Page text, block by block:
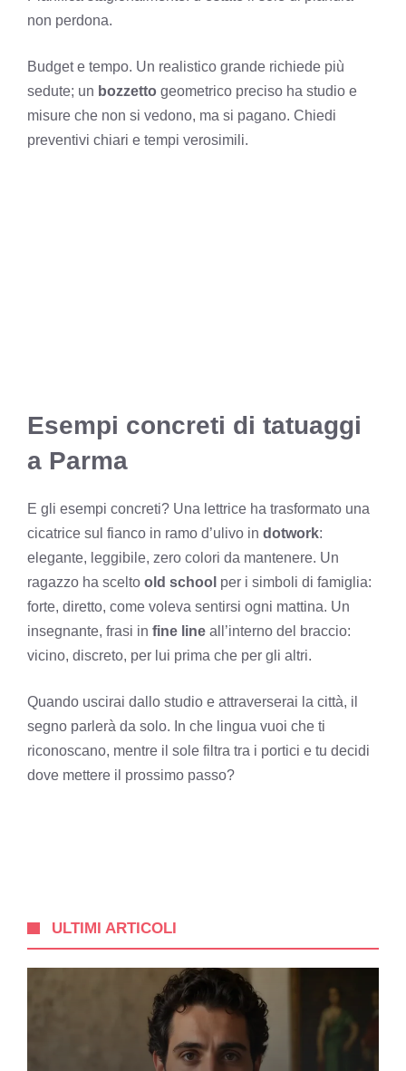
non perdona.
Budget e tempo. Un realistico grande richiede più
sedute; un bozzetto geometrico preciso ha studio e
misure che non si vedono, ma si pagano. Chiedi
preventivi chiari e tempi verosimili.
Esempi concreti di tatuaggi
a Parma
E gli esempi concreti? Una lettrice ha trasformato una
cicatrice sul fianco in ramo d’ulivo in dotwork:
elegante, leggibile, zero colori da mantenere. Un
ragazzo ha scelto old school per i simboli di famiglia:
forte, diretto, come voleva sentirsi ogni mattina. Un
insegnante, frasi in fine line all’interno del braccio:
vicino, discreto, per lui prima che per gli altri.
Quando uscirai dallo studio e attraverserai la città, il
segno parlerà da solo. In che lingua vuoi che ti
riconoscano, mentre il sole filtra tra i portici e tu decidi
dove mettere il prossimo passo?
ULTIMI ARTICOLI